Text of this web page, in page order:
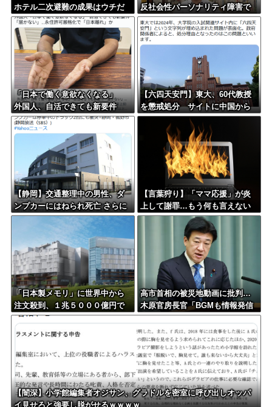
ホテル二次避難の成果はウチだ
とアレオレ詐欺をはじめる
反社会性パーソナリティ障害で
ある」
「日本で働く意欲なくなる」
外国人、自活できても新要件
「届かない」…永住許可厳格化
で「日本離れ」か
【六四天安門】東大、60代教授
を懲戒処分 サイトに中国から
閲覧しにくい細工
【静岡】交通整理中の男性、ダ
ンプカーにはねられ死亡 さらに
ダンプカーは停車中のトラック2
台にも衝突=裾野市
【言葉狩り】「ママ応援」が炎
上して謝罪…もう何も言えない
「日本製メモリ」に世界中から
注文殺到、１兆５０００億円で
工場増築へ
高市首相の被災地動画に批判…
木原官房長官「BGMも情報発信
の一つ」
【闇深】小学館編集者オジサン、グラドルを密室に呼び出しオッパ
イ見せろと強要し脱がせるｗｗｗｗ